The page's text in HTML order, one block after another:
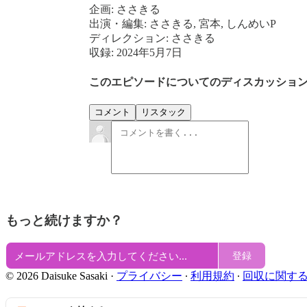
企画: ささきる
出演・編集: ささきる, 宮本, しんめいP
ディレクション: ささきる
収録: 2024年5月7日
このエピソードについてのディスカッショ
コメント リスタック
もっと続けますか？
登録
© 2026 Daisuke Sasaki · プライバシー ∙ 利用規約 ∙ 回収に関す